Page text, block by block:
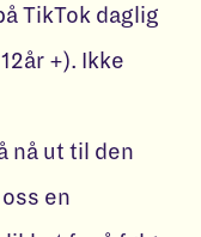
TikTok daglig
+). Ikke
nå ut til den
en